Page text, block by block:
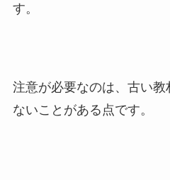
す。
注意が必要なのは、古い
ないことがある点です。